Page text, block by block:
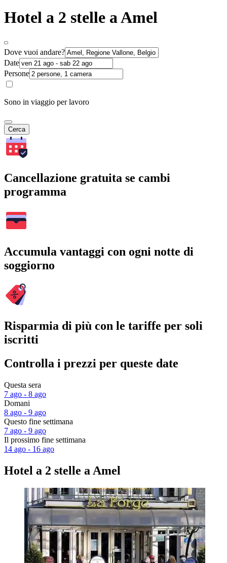
Hotel a 2 stelle a Amel
Dove vuoi andare?
Date
Persone
Sono in viaggio per lavoro
Cerca
Cancellazione gratuita se cambi
programma
Accumula vantaggi con ogni notte di
soggiorno
Risparmia di più con le tariffe per soli
iscritti
Controlla i prezzi per queste date
Questa sera
7 ago - 8 ago
Domani
8 ago - 9 ago
Questo fine settimana
7 ago - 9 ago
Il prossimo fine settimana
14 ago - 16 ago
Hotel a 2 stelle a Amel